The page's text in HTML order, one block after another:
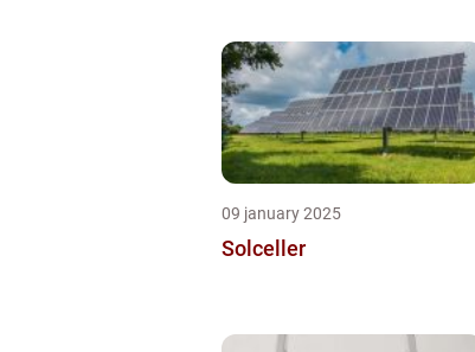
09 january 2025
Solceller